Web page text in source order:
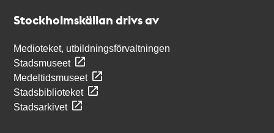
Stockholmskällan drivs av
Medioteket, utbildningsförvaltningen
Stadsmuseet
Medeltidsmuseet
Stadsbiblioteket
Stadsarkivet